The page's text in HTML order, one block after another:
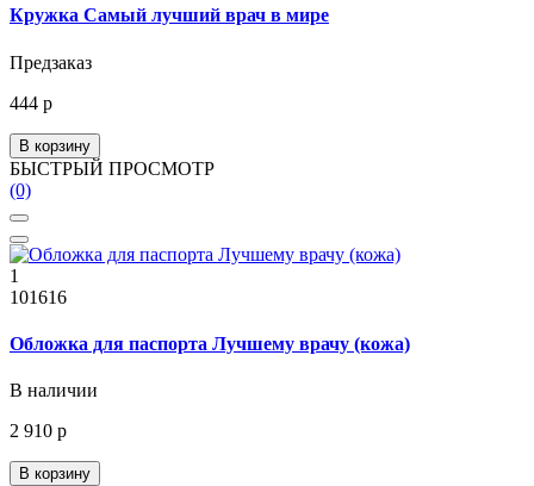
Кружка Самый лучший врач в мире
Предзаказ
444 р
В корзину
БЫСТРЫЙ ПРОСМОТР
(0)
1
101616
Обложка для паспорта Лучшему врачу (кожа)
В наличии
2 910 р
В корзину